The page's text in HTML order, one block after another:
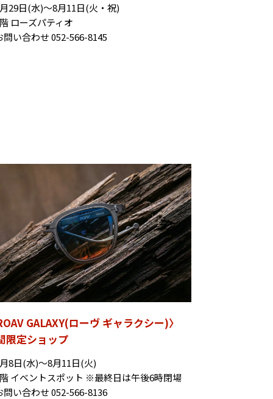
29日(水)〜8月11日(火・祝)
ローズパティオ
い合わせ 052-566-8145
GALAXY(ローヴ ギャラクシー)〉
限定ショップ
8日(水)〜8月11日(火)
イベントスポット ※最終日は午後6時閉場
い合わせ 052-566-8136